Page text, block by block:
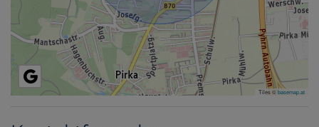
Tiles ©basemap.at